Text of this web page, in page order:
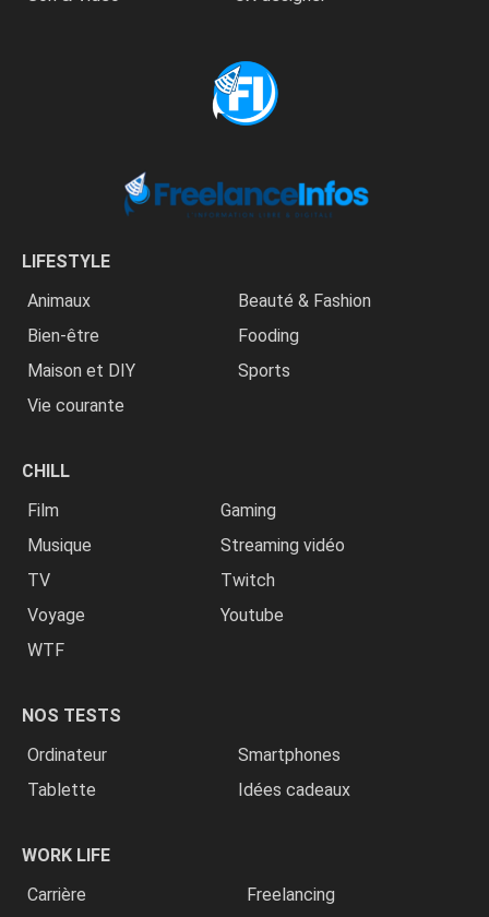
LIFESTYLE
Animaux
Beauté & Fashion
Bien-être
Fooding
Maison et DIY
Sports
Vie courante
CHILL
Film
Gaming
Musique
Streaming vidéo
TV
Twitch
Voyage
Youtube
WTF
NOS TESTS
Ordinateur
Smartphones
Tablette
Idées cadeaux
WORK LIFE
Carrière
Freelancing